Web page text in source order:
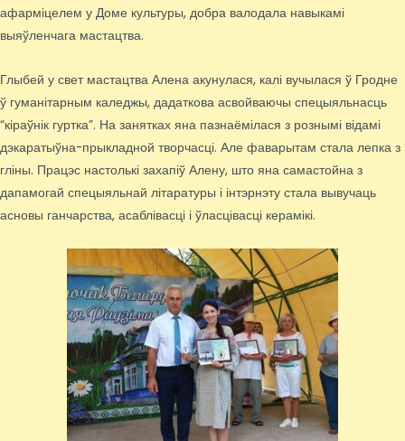
афарміцелем у Доме культуры, добра валодала навыкамі
выяўленчага мастацтва.
Глыбей у свет мастацтва Алена акунулася, калі вучылася ў Гродне
ў гуманітарным каледжы, дадаткова асвойваючы спецыяльнасць
“кіраўнік гуртка”. На занятках яна пазнаёмілася з рознымі відамі
дэкаратыўна-прыкладной творчасці. Але фаварытам стала лепка з
гліны. Працэс настолькі захапіў Алену, што яна самастойна з
дапамогай спецыяльнай літаратуры і інтэрнэту стала вывучаць
асновы ганчарства, асаблівасці і ўласцівасці керамікі.